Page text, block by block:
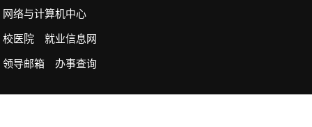
网络与计算机中心
校医院 就业信息网
领导邮箱 办事查询